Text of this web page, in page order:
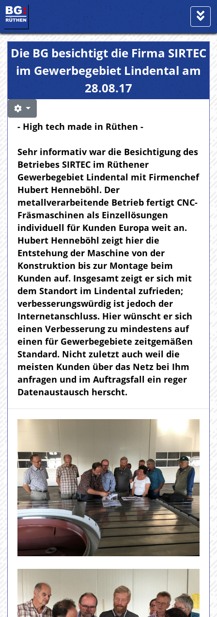
Die BG besichtigt die Firma SIRTEC
im Gewerbegebiet Lindental am
28.08.17
- High tech made in Rüthen -
Sehr informativ war die Besichtigung des
Betriebes SIRTEC im Rüthener
Gewerbegebiet Lindental mit Firmenchef
Hubert Henneböhl. Der
metallverarbeitende Betrieb fertigt CNC-
Fräsmaschinen als Einzellösungen
individuell für Kunden Europa weit an.
Hubert Henneböhl zeigt hier die
Entstehung der Maschine von der
Konstruktion bis zur Montage beim
Kunden auf. Insgesamt zeigt er sich mit
dem Standort im Lindental zufrieden;
verbesserungswürdig ist jedoch der
Internetanschluss. Hier wünscht er sich
einen Verbesserung zu mindestens auf
einen für Gewerbegebiete zeitgemäßen
Standard. Nicht zuletzt auch weil die
meisten Kunden über das Netz bei Ihm
anfragen und im Auftragsfall ein reger
Datenaustausch herscht.